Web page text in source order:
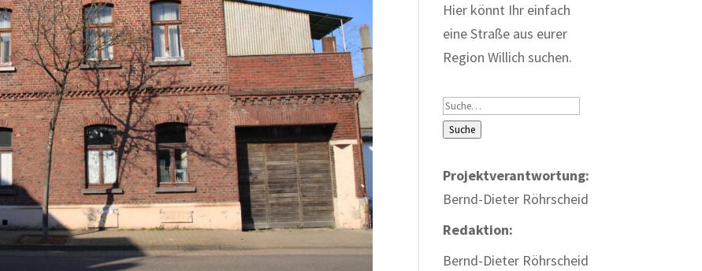
Hier könnt Ihr einfach
eine Straße aus eurer
Region Willich suchen.
Suche
Suche
Projektverantwortung:
Bernd-Dieter Röhrscheid
Redaktion:
Bernd-Dieter Röhrscheid